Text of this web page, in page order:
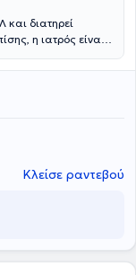
και διατηρεί
η ιατρός είναι
General και
(ΑΠΘ) και
«Κλινική &
Η ιατρός
-
Καποδιστριακού
να παρακολουθεί
Κλείσε ραντεβού